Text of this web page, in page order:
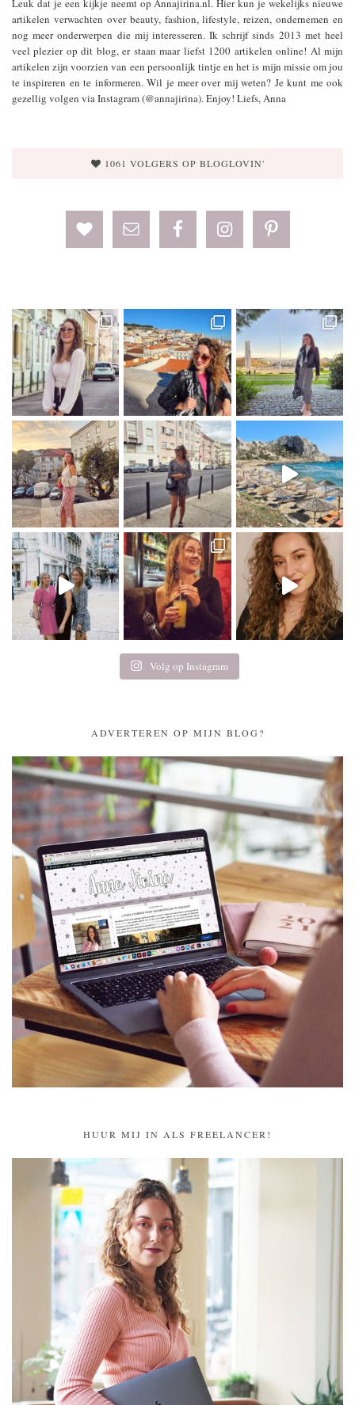
Leuk dat je een kijkje neemt op Annajirina.nl. Hier kun je wekelijks nieuwe
artikelen verwachten over beauty, fashion, lifestyle, reizen, ondernemen en
nog meer onderwerpen die mij interesseren. Ik schrijf sinds 2013 met heel
veel plezier op dit blog, er staan maar liefst 1200 artikelen online! Al mijn
artikelen zijn voorzien van een persoonlijk tintje en het is mijn missie om jou
te inspireren en te informeren. Wil je meer over mij weten? Je kunt me ook
gezellig volgen via Instagram (@annajirina). Enjoy! Liefs, Anna
1061 VOLGERS OP BLOGLOVIN'
Volg op Instagram
ADVERTEREN OP MIJN BLOG?
HUUR MIJ IN ALS FREELANCER!